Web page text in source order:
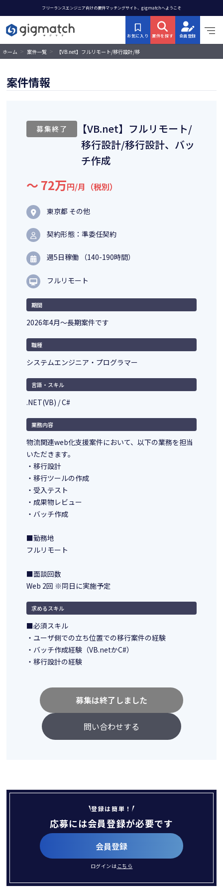
フリーランスエンジニア向けの案件マッチングサイト、gigmatchへようこそ
お気に入り 案件を探す 会員登録
ホーム > 案件一覧 >
【VB.net】フルリモート/移行設計/移
案件情報
募集終了
【VB.net】フルリモート/
移行設計/移行設計、バッ
チ作成
〜 72万円/月（税別）
東京都 その他
契約形態：準委任契約
週5日稼働 （140-190時間）
フルリモート
期間
2026年4月～長期案件です
職種
システムエンジニア・プログラマー
言語・スキル
.NET(VB) / C#
業務内容
物流関連web化支援案件において、以下の業務を担当
いただきます。
・移行設計
・移行ツールの作成
・受入テスト
・成果物レビュー
・バッチ作成
■勤務地
フルリモート
■面談回数
Web 2回 ※同日に実施予定
求めるスキル
■必須スキル
・ユーザ側での立ち位置での移行案件の経験
・バッチ作成経験（VB.netかC#）
・移行設計の経験
問い合わせする
募集は終了しました
登録は簡単！
応募には会員登録が必要です
会員登録
ログインは こちら